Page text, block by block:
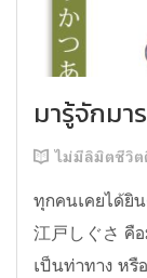
มารู้จักมา
ไม่มีลิมิตชีวิ
ทุกคนเคยได้ยิน
江戸しぐさ คื
เป็นท่าทาง หรื